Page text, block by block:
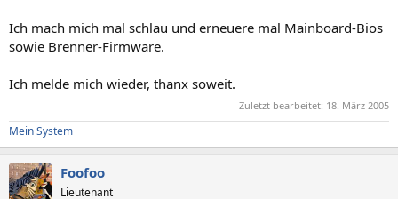
Ich mach mich mal schlau und erneuere mal Mainboard-Bios
sowie Brenner-Firmware.
Ich melde mich wieder, thanx soweit.
Zuletzt bearbeitet: 18. März 2005
Mein System
Foofoo
Lieutenant